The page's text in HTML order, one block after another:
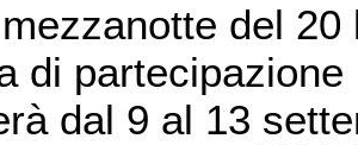
del
di
dal 9 al 13